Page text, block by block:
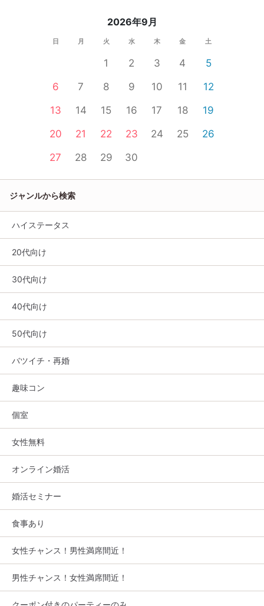
2026年9月
日 月 火 水 木 金 土
1 2 3 4
5
6
7 8 9 10 11
12
13
14 15 16 17 18
19
20
21 22 23 24 25
26
27
28 29 30
ジャンルから検索
ハイステータス
20代向け
30代向け
40代向け
50代向け
バツイチ・再婚
趣味コン
個室
女性無料
オンライン婚活
婚活セミナー
食事あり
女性チャンス！男性満席間近！
男性チャンス！女性満席間近！